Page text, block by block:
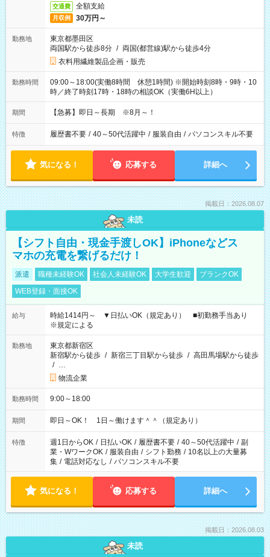
交通費 全額支給
月収例 30万円～
勤務地
東京都墨田区
両国駅から徒歩8分 / 両国(都営線)駅から徒歩4分
衣料用繊維製品企画・販売
勤務時間
09:00～18:00(実働8時間 休憩1時間) ※開始時刻8時・9時・10
時／終了時刻17時・18時の相談OK（実働6H以上）
期間 【急募】即日～長期 ※8月～！
特徴 履歴書不要 / 40～50代活躍中 / 服装自由 / パソコンスキル不要
気になる！ 応募する 詳細へ
掲載日：2026.08.07
未読
【シフト自由・現金手渡しOK】iPhoneなどス
マホの充電を繋げるだけ！
派遣 職種未経験OK 社会人未経験OK 大学生歓迎
ブランクOK
WEB登録・面接OK
給与
時給1414円～ ▼日払いOK（規定あり） ■初勤務手当あり
※規定による
勤務地
東京都新宿区
新宿駅から徒歩 / 新宿三丁目駅から徒歩 / 高田馬場駅から徒歩
/ …
物流企業
勤務時間 9:00～18:00
期間 即日～OK！ 1日～働けます＾＾（規定あり）
特徴 週1日からOK / 日払いOK / 履歴書不要 / 40～50代活躍中 / 副
業・WワークOK / 服装自由 / シフト勤務 / 10名以上の大量募
集 / 電話対応なし / パソコンスキル不要
気になる！ 応募する 詳細へ
掲載日：2026.08.03
未読